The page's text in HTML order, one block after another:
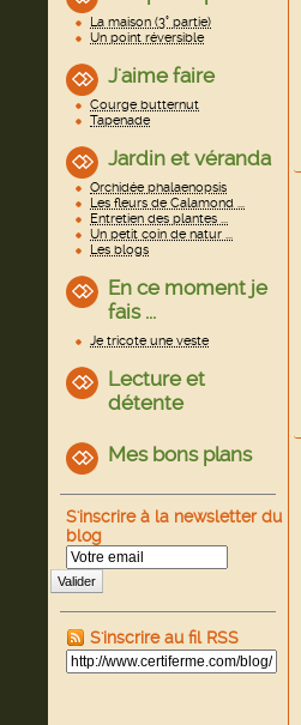
La maison (3° partie)
Un point réversible
J'aime faire
Courge butternut
Tapenade
Jardin et véranda
Orchidée phalaenopsis
Les fleurs de Calamond ...
Entretien des plantes ...
Un petit coin de natur ...
Les blogs
En ce moment je
fais ...
Je tricote une veste
Lecture et
détente
Mes bons plans
S'inscrire à la newsletter du
blog
Valider
S'inscrire au fil RSS